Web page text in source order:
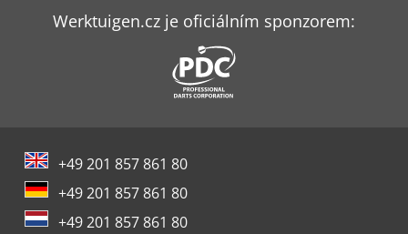
Caterpillar 910M
Caterpillar 953
Caterpillar 966M
Werktuigen.cz je oficiálním sponzorem:
+49 201 857 861 80
+49 201 857 861 80
+49 201 857 861 80